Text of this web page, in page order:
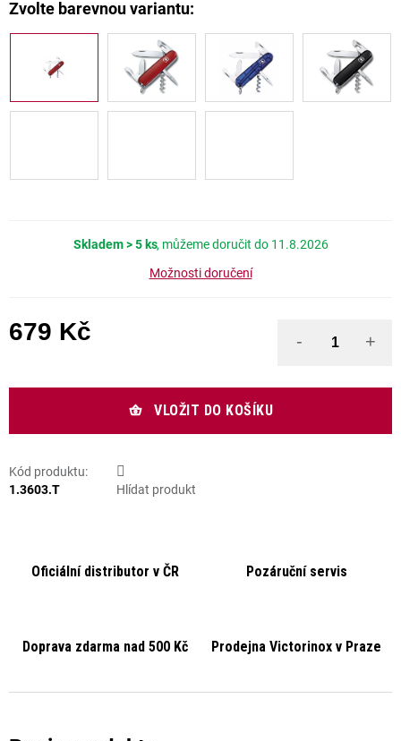
Skladem> 5 ks
11.8.2026
Možnosti doručení
679 Kč
VLOŽIT DO KOŠÍKU
Kód produktu:
1.3603.T
Hlídat produkt
Oficiální distributor v ČR Pozáruční servis
Doprava zdarma nad 500 Kč Prodejna Victorinox v Praze